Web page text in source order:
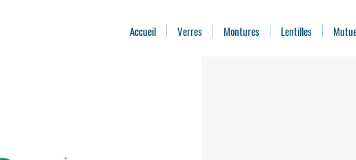
Accueil Verres Montures Lentilles